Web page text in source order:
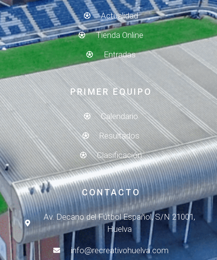
Actualidad
Tienda Online
Entradas
PRIMER EQUIPO
Calendario
Resultados
Clasificación
CONTACTO
Av. Decano del Fútbol Español, S/N 21001,
Huelva
info@recreativohuelva.com